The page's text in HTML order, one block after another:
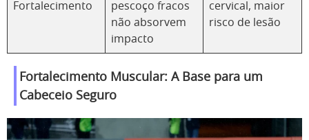
Fortalecimento
pescoço fracos
não absorvem
impacto
cervical, maior
risco de lesão
Fortalecimento Muscular: A Base para um
Cabeceio Seguro